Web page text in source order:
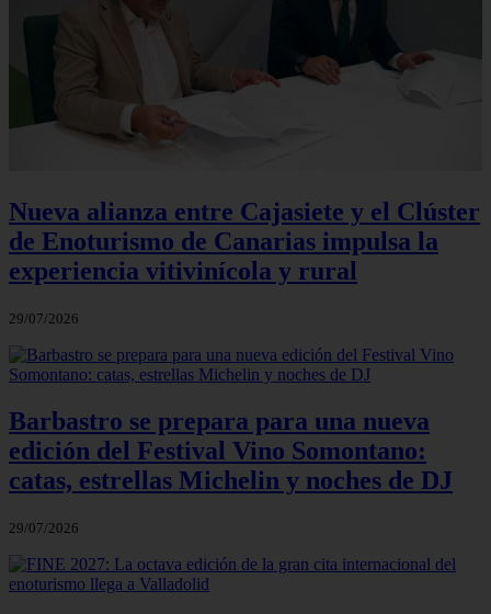
Nueva alianza entre Cajasiete y el Clúster
de Enoturismo de Canarias impulsa la
experiencia vitivinícola y rural
29/07/2026
Barbastro se prepara para una nueva
edición del Festival Vino Somontano:
catas, estrellas Michelin y noches de DJ
29/07/2026